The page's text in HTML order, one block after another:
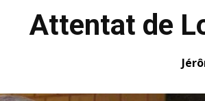
Attentat de